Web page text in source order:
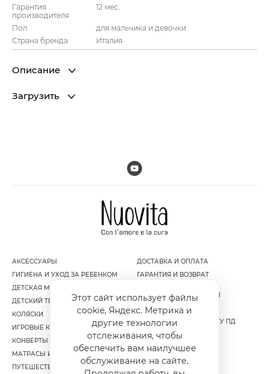
Гарантия
производителя
12 мес.
Пол
для мальчика и девочки
Страна бренда
Италия
Описание
Загрузить
АКСЕССУАРЫ
ГИГИЕНА И УХОД ЗА РЕБЕНКОМ
ДЕТСКАЯ МЕБЕЛЬ
ДЕТСКИЙ ТРАНСПОРТ
КОЛЯСКИ
ИГРОВЫЕ КОМПЛЕКСЫ
КОНВЕРТЫ И МУФТЫ
МАТРАСЫ И НАМАТРАСНИКИ
ПУТЕШЕСТВИЕ
ДОСТАВКА И ОПЛАТА
ГАРАНТИЯ И ВОЗВРАТ
КОНФИДЕНЦИАЛЬНОСТИ
ПУБЛИЧНАЯ ОФЕРТА
СОГЛАСИЕ НА ОБРАБОТКУ ПД
Этот сайт использует файлы
cookie, Яндекс. Метрика и
другие технологии
отслеживания, чтобы
обеспечить вам наилучшее
обслуживание на сайте.